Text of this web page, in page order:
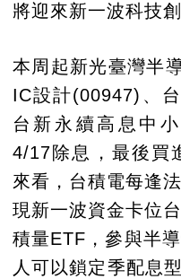
將迎來新一波科技創
本周起新光臺灣半
IC設計(00947)、
台新永續高息中
4/17除息，最後買
來看，台積電每逢
現新一波資金卡位
積量ETF，參與半
人可以鎖定季配息